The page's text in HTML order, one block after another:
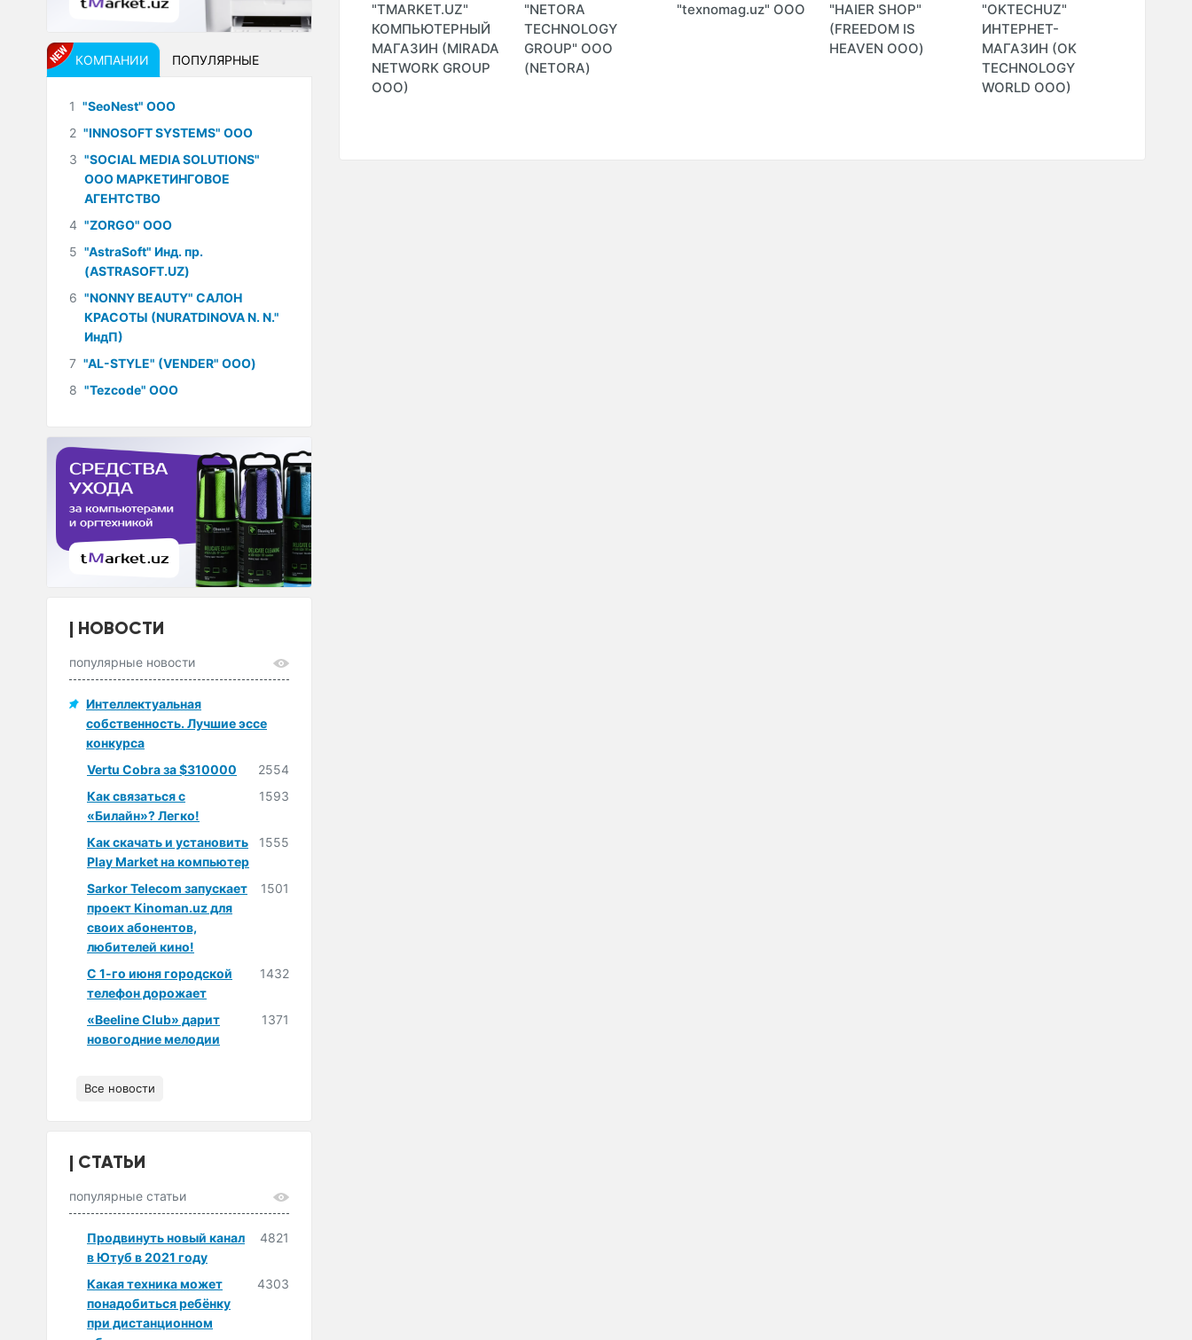
"MIONLINE"
ИНТЕРНЕТ-
МАГАЗИН XIAOMI
O.X." ИндП)
"HOP SHOP" (HOME
SHOPPING MEDIA
"TMARKET.UZ"
КОМПЬЮТЕРНЫЙ
МАГАЗИН (MIRADA
NETWORK GROUP
ООО)
"NETORA
TECHNOLOGY
GROUP" ООО
(NETORA)
"texnomag.uz" ООО
"HAIER SHOP"
(FREEDOM IS
HEAVEN ООО)
"OKTECHUZ"
ИНТЕРНЕТ-
МАГАЗИН (OK
TECHNOLOGY
WORLD ООО)
КОМПАНИИ ПОПУЛЯРНЫЕ
1 "SeoNest" ООО
2 "INNOSOFT SYSTEMS" ООО
3 "SOCIAL MEDIA SOLUTIONS"
ООО МАРКЕТИНГОВОЕ
АГЕНТСТВО
4 "ZORGO" ООО
5 "AstraSoft" Инд. пр.
(ASTRASOFT.UZ)
6 "NONNY BEAUTY" САЛОН
КРАСОТЫ (NURATDINOVA N. N."
ИндП)
7 "AL-STYLE" (VENDER" ООО)
8 "Tezcode" ООО
НОВОСТИ
популярные новости
Интеллектуальная
собственность. Лучшие эссе
конкурса
Vertu Cobra за $310000
2554
Как связаться с
«Билайн»? Легко!
1593
Как скачать и установить
Play Market на компьютер
1555
Sarkor Telecom запускает
проект Kinoman.uz для
своих абонентов,
любителей кино!
1501
С 1-го июня городской
телефон дорожает
1432
«Beeline Club» дарит
новогодние мелодии
1371
Все новости
СТАТЬИ
популярные статьи
Продвинуть новый канал
в Ютуб в 2021 году
4821
Какая техника может
понадобиться ребёнку
при дистанционном
4303